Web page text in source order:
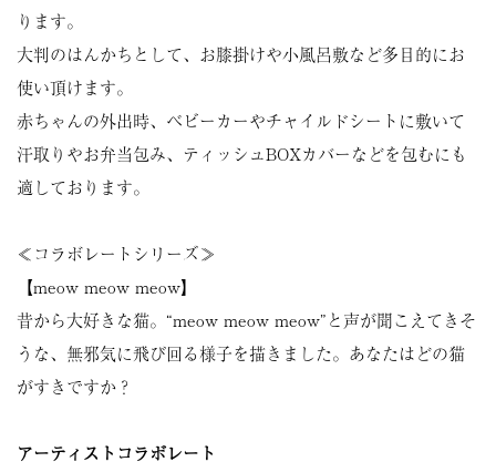
ります。
大判のはんかちとして、お膝掛けや小風呂敷など多目的にお
使い頂けます。
赤ちゃんの外出時、ベビーカーやチャイルドシートに敷いて
汗取りやお弁当包み、ティッシュBOXカバーなどを包むにも
適しております。
≪コラボレートシリーズ≫
【meow meow meow】
昔から大好きな猫。“meow meow meow”と声が聞こえてきそ
うな、無邪気に飛び回る様子を描きました。あなたはどの猫
がすきですか？
アーティストコラボレート